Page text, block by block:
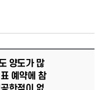
양도가 많
예약에 참